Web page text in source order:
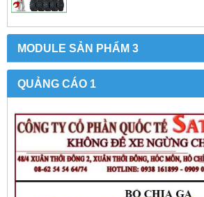
MODULE SẢN PHẨM 3
QUẢNG CÁO 1